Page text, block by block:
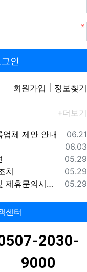
인
회원가입 정보찾기
등록
06.21
체 제안 안내
등록
06.03
등록
05.29
등록
05.29
치
등록
05.29
마사지탑 영업시간 및 제휴문의시간 안내
센터
2030-
9000